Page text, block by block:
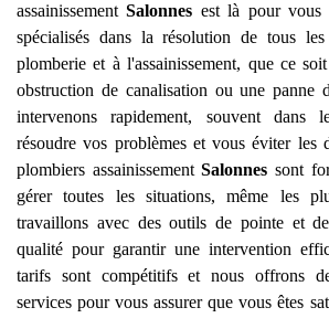
assainissementSalonnes est là pour vous
spécialisés dans la résolution de tous
plomberie et à l'assainissement, que ce
obstruction de canalisation ou une panne
intervenons rapidement, souvent dans
résoudre vos problèmes et vous éviter les
plombiers assainissementSalonnes sont
gérer toutes les situations, même les
travaillons avec des outils de pointe et
qualité pour garantir une intervention
tarifs sont compétitifs et nous offrons
services pour vous assurer que vous êtes